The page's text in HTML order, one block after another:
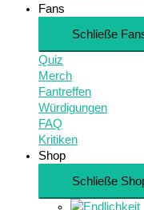
Fans
Schließe
Quiz
Merch
Fantreffen
Würdigungen
FAQ
Kritiken
Shop
Schließe